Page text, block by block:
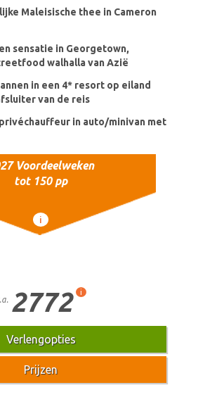
Maleisische thee in Cameron
sensatie in Georgetown,
walhalla van Azië
in een 4* resort op eiland
van de reis
in auto/minivan met
Voordeelweken
tot 150 pp
i
2772 i
Verlengopties
Prijzen